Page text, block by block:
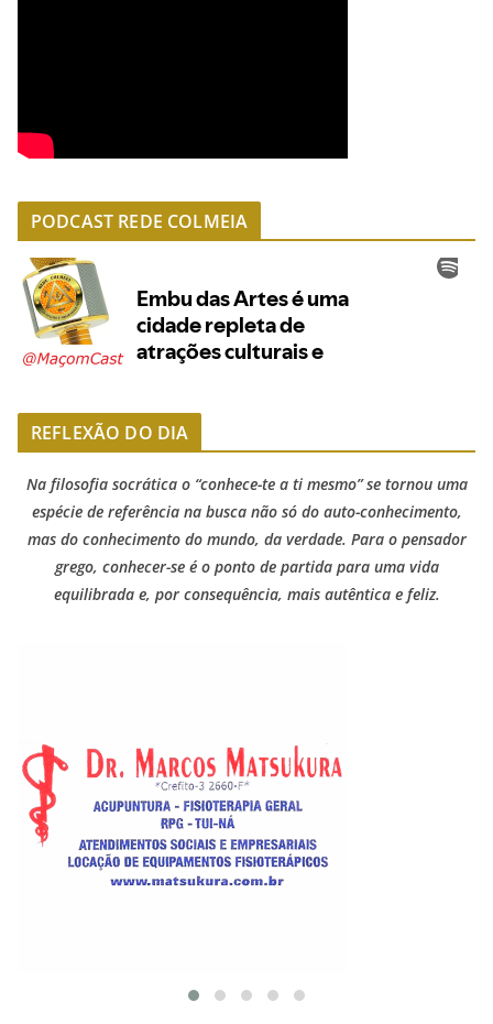
PODCAST REDE COLMEIA
REFLEXÃO DO DIA
Na filosofia socrática o “conhece-te a ti mesmo” se tornou uma
espécie de referência na busca não só do auto-conhecimento,
mas do conhecimento do mundo, da verdade. Para o pensador
grego, conhecer-se é o ponto de partida para uma vida
equilibrada e, por consequência, mais autêntica e feliz.